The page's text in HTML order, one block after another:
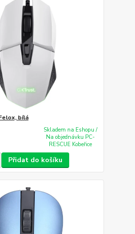
bílá
Skladem na Eshopu /
Na objednávku PC-
RESCUE Kobeřice
Přidat do košíku